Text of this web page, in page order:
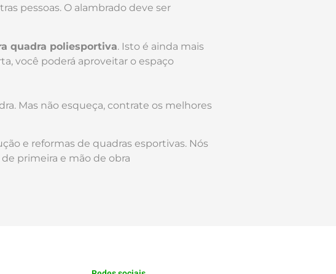
pessoas. O alambrado deve ser
quadra poliesportiva. Isto é ainda mais
você poderá aproveitar o espaço
Mas não esqueça, contrate os melhores
e reformas de quadras esportivas. Nós
primeira e mão de obra